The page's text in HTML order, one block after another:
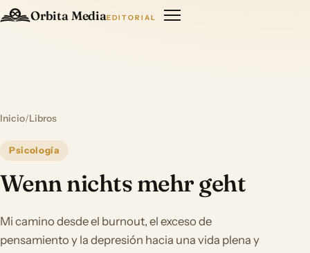
Orbita MediaEDITORIAL
Inicio/Libros
Psicología
Wenn nichts mehr geht
Mi camino desde el burnout, el exceso de
pensamiento y la depresión hacia una vida plena y